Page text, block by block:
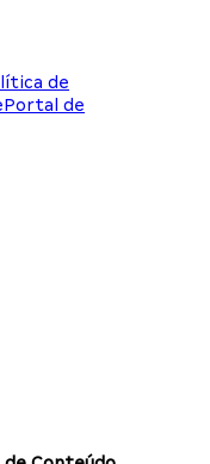
de
Portal de